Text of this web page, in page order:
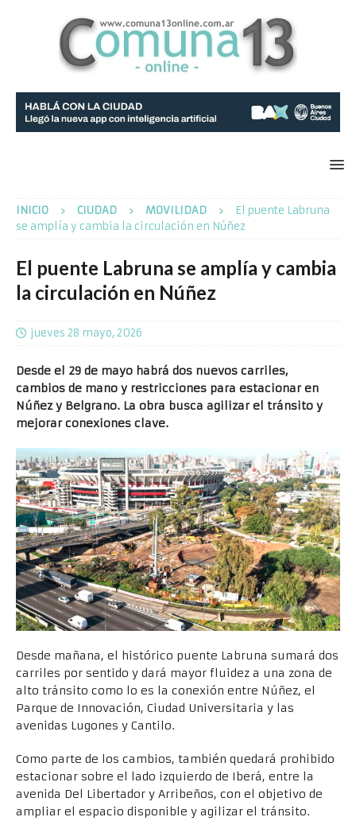
INICIO CIUDAD MOVILIDAD
El puente Labruna
se amplía y cambia la circulación en Núñez
El puente Labruna se amplía y cambia
la circulación en Núñez
jueves 28 mayo, 2026
Desde el 29 de mayo habrá dos nuevos carriles,
cambios de mano y restricciones para estacionar en
Núñez y Belgrano. La obra busca agilizar el tránsito y
mejorar conexiones clave.
Desde mañana, el histórico puente Labruna sumará dos
carriles por sentido y dará mayor fluidez a una zona de
alto tránsito como lo es la conexión entre Núñez, el
Parque de Innovación, Ciudad Universitaria y las
avenidas Lugones y Cantilo.
Como parte de los cambios, también quedará prohibido
estacionar sobre el lado izquierdo de Iberá, entre la
avenida Del Libertador y Arribeños, con el objetivo de
ampliar el espacio disponible y agilizar el tránsito.